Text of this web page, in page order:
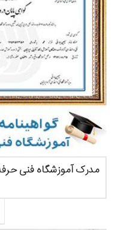
مدرک آموزشگاه فنی